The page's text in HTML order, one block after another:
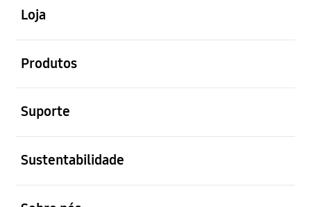
Loja
Produtos
Suporte
Sustentabilidade